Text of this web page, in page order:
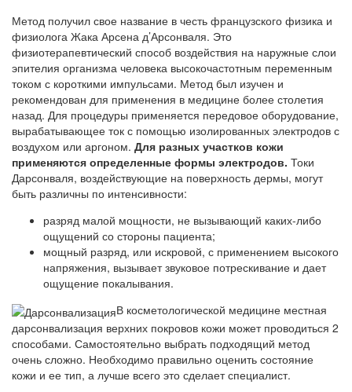
Метод получил свое название в честь французского физика и
физиолога Жака Арсена д’Арсонваля. Это
физиотерапевтический способ воздействия на наружные слои
эпителия организма человека высокочастотным переменным
током с короткими импульсами. Метод был изучен и
рекомендован для применения в медицине более столетия
назад. Для процедуры применяется передовое оборудование,
вырабатывающее ток с помощью изолированных электродов с
воздухом или аргоном. Для разных участков кожи
применяются определенные формы электродов. Токи
Дарсонваля, воздействующие на поверхность дермы, могут
быть различны по интенсивности:
разряд малой мощности, не вызывающий каких-либо
ощущений со стороны пациента;
мощный разряд, или искровой, с применением высокого
напряжения, вызывает звуковое потрескивание и дает
ощущение покалывания.
В косметологической медицине местная
дарсонвализация верхних покровов кожи может проводиться 2
способами. Самостоятельно выбрать подходящий метод
очень сложно. Необходимо правильно оценить состояние
кожи и ее тип, а лучше всего это сделает специалист.